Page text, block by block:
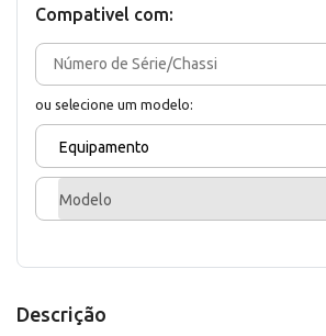
Compativel com:
ou selecione um modelo:
Equipamento
Modelo
Descrição